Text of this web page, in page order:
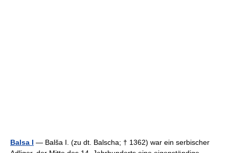
Balsa I — Balša I. (zu dt. Balscha; † 1362) war ein serbischer